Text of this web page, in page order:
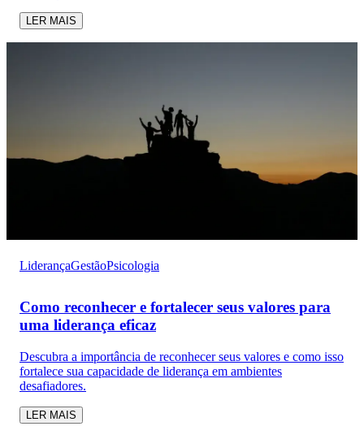
LER MAIS
LiderançaGestãoPsicologia
Como reconhecer e fortalecer seus valores para
uma liderança eficaz
Descubra a importância de reconhecer seus valores e como isso
fortalece sua capacidade de liderança em ambientes
desafiadores.
LER MAIS